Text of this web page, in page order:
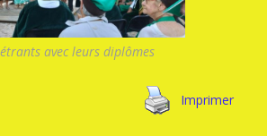
avec leurs diplômes
Imprimer